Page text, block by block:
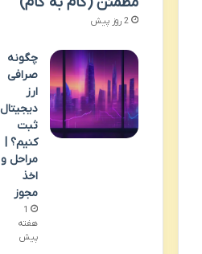
2 روز پیش
چگونه
صرافی
ارز
دیجیتال
ثبت
کنیم؟ |
مراحل و
اخذ
مجوز
1
هفته
پیش